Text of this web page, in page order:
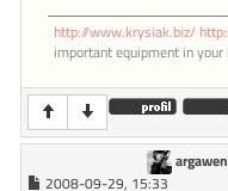
http://www.krysiak.biz/
important equipment in
argawen
2008-09-29, 15:33